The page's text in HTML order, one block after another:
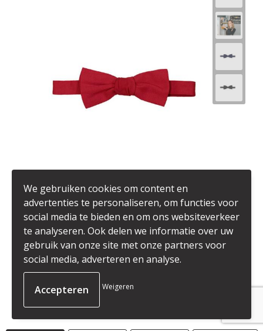
V4006120
TWILL BOW TIE
463op voorraad
65% polyester/35% cotton.
vanaf € 7,69
We gebruiken cookies om content en
advertenties te personaliseren, om functies voor
social media te bieden en om ons websiteverkeer
te analyseren. Ook delen we informatie over uw
gebruik van onze site met onze partners voor
social media, adverteren en analyse.
Weigeren